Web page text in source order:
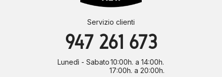
Servizio clienti
947 261 673
Lunedì - Sabato10:00h. a 14:00h.
17:00h. a 20:00h.